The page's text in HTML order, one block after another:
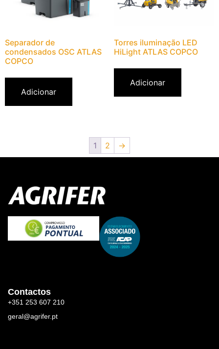
Separador de
condensados OSC ATLAS
COPCO
Adicionar
Torres iluminação LED
HiLight ATLAS COPCO
Adicionar
1 2 →
Contactos
+351 253 607 210
geral@agrifer.pt